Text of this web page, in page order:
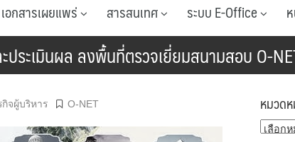
เอกสารเผยแพร่ สารสนเทศ ระบบ E-Office
ระเมินผล ลงพื้นที่ตรวจเยี่ยมสนามสอบ O-
กิจผู้บริหาร O-NET หมวด
หมวด